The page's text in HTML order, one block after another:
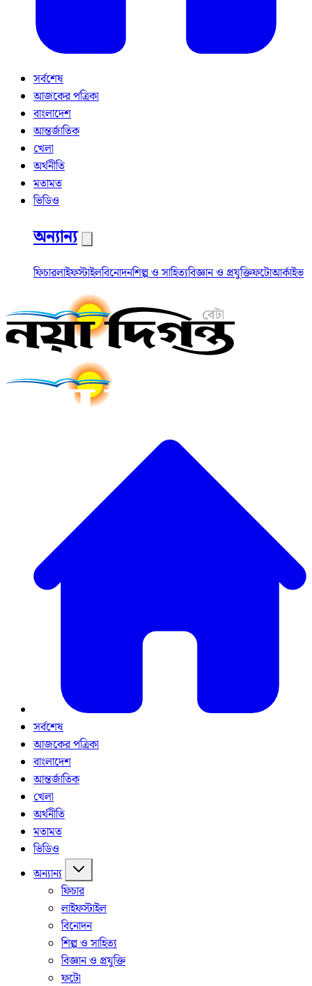
সর্বশেষ
আজকের পত্রিকা
বাংলাদেশ
আন্তর্জাতিক
খেলা
অর্থনীতি
মতামত
ভিডিও
অন্যান্য
ফিচারলাইফস্টাইলবিনোদনশিল্প ও সাহিত্যবিজ্ঞান ও প্রযুক্তিফটোআর্কাইভ
সর্বশেষ
আজকের পত্রিকা
বাংলাদেশ
আন্তর্জাতিক
খেলা
অর্থনীতি
মতামত
ভিডিও
অন্যান্য
ফিচার
লাইফস্টাইল
বিনোদন
শিল্প ও সাহিত্য
বিজ্ঞান ও প্রযুক্তি
ফটো